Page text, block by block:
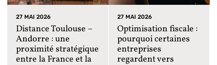
27 MAI 2026
Distance Toulouse –
Andorre : une
proximité stratégique
entre la France et la
27 MAI 2026
Optimisation fiscale :
pourquoi certaines
entreprises
regardent vers